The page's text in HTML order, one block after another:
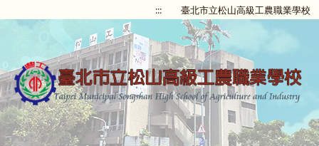
::: 臺北市立松山高級工農職業學校